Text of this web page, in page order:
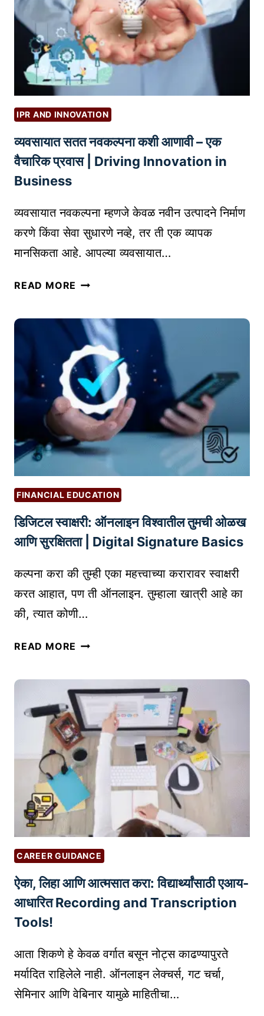
E
O
सा
ठी
अं
त
र्ग
त
लिं
किं
क
रा
वे
T
P
F
O
R
I
N
T
E
R
N
A
L
I
K
I
G
N
O
R
D
P
R
E
S
W
S
I
T
E
IPR AND INNOVATION
व्यवसायात सतत नवकल्पना कशी आणावी – एक
वैचारिक प्रवास | Driving Innovation in
Business
व्यवसायात नवकल्पना म्हणजे केवळ नवीन उत्पादने निर्माण
करणे किंवा सेवा सुधारणे नव्हे, तर ती एक व्यापक
मानसिकता आहे. आपल्या व्यवसायात…
READ MORE व्य
या
त
स
त
त
न
व
क
ल्प
ना
क
शी
आ
णा
–
क
वै
रि
प्र
वा
स
|
D
R
I
I
G
I
N
O
T
I
N
FINANCIAL EDUCATION
डिजिटल स्वाक्षरी: ऑनलाइन विश्वातील तुमची ओळख
आणि सुरक्षितता | Digital Signature Basics
कल्पना करा की तुम्ही एका महत्त्वाच्या करारावर स्वाक्षरी
करत आहात, पण ती ऑनलाइन. तुम्हाला खात्री आहे का
की, त्यात कोणी…
READ MORE डि
ल
स्वा
क्ष
री
:
ऑ
न
ला
न
वि
श्वा
ती
ल
ची
ओ
ळ
ख
CAREER GUIDANCE
ऐका, लिहा आणि आत्मसात करा: विद्यार्थ्यांसाठी एआय-
आधारित Recording and Transcription
Tools!
आता शिकणे हे केवळ वर्गात बसून नोट्स काढण्यापुरते
मर्यादित राहिलेले नाही. ऑनलाइन लेक्चर्स, गट चर्चा,
सेमिनार आणि वेबिनार यामुळे माहितीचा…